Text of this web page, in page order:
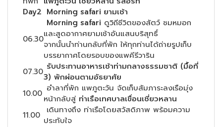
Day2 Morning safari ยามเช้า
06.30
Morning safari ดูวิถีชีวิตของสัตว์ ชมหมอก
และสูดอากาศยามเช้าอันแสนบริสุทธิ์
จากนั้นนำท่านกลับที่พัก ให้ทุกท่านได้ถ่ายรูปเก็บ
บรรยากาศโดยรอบของแพคีรีวาริน
07.30 รับประทานอาหารเช้าท่ามกลางธรรมชาติ (มื้อที่
3) พักผ่อนตามอัธยาศัย
10.00 อำลาที่พัก แพภูตะวัน จัดเก็บสัมภาระลงเรือมุ่ง
หน้ากลับสู่ ท่าเรือเทศบาลเขื่อนเชี่ยวหลาน
11.00
เดินทางถึง ท่าเรือโดยสวัสดิภาพ พร้อมความ
ประทับใจ